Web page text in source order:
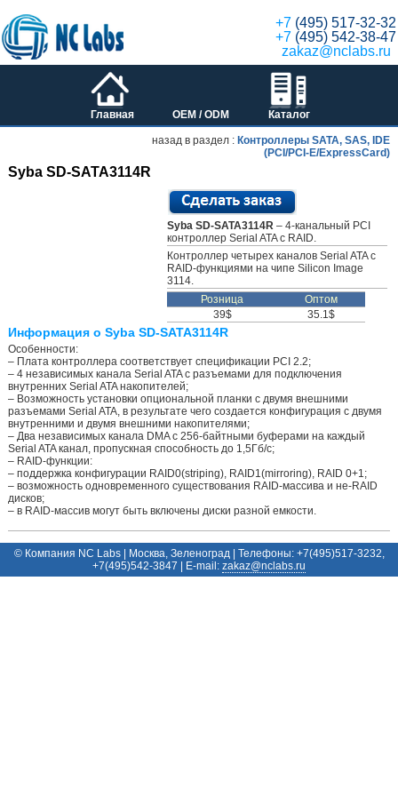
+7 (495) 517-32-32
+7 (495) 542-38-47
zakaz@nclabs.ru
Главная OEM / ODM Каталог
назад в раздел : Контроллеры SATA, SAS, IDE
(PCI/PCI-E/ExpressCard)
Syba SD-SATA3114R
Syba SD-SATA3114R– 4-канальный PCI
контроллер Serial ATA с RAID.
Контроллер четырех каналов Serial ATA с
RAID-функциями на чипе Silicon Image
3114.
Розница
Оптом
39$
35.1$
Информация о Syba SD-SATA3114R
Особенности:
– Плата контроллера соответствует спецификации PCI 2.2;
– 4 независимых канала Serial ATA c разъемами для подключения
внутренних Serial ATA накопителей;
– Bозможность установки опциональной планки с двумя внешними
разъемами Serial ATA, в результате чего создается конфигурация с двумя
внутренними и двумя внешними накопителями;
– Два независимых канала DMA с 256-байтными буферами на каждый
Serial ATA канал, пропускная способность до 1,5Гб/с;
– RAID-функции:
– поддержка конфигурации RAID0(striping), RAID1(mirroring), RAID 0+1;
– возможность одновременного существования RAID-массива и не-RAID
дисков;
– в RAID-массив могут быть включены диски разной емкости.
© Компания NC Labs | Москва, Зеленоград | Телефоны: +7(495)517-3232,
+7(495)542-3847 | E-mail: ur.sbalcn@zakaz